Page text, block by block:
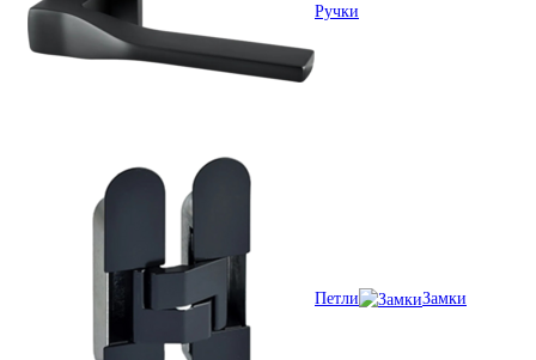
Ручки
Петли Замки